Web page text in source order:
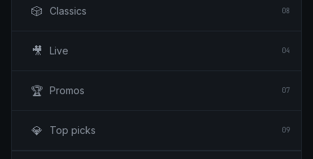
🎲 Classics 08
🎥 Live 04
🏆 Promos 07
💎 Top picks 09